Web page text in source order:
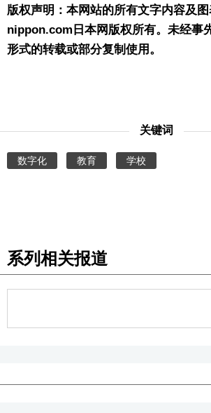
版权声明：本网站的所有文字内容及图
nippon.com日本网版权所有。未经事
形式的转载或部分复制使用。
关键词
数字化 教育 学校
系列相关报道